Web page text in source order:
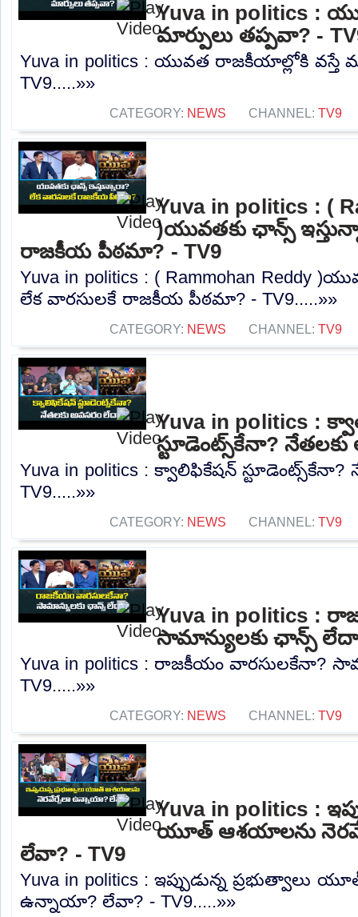
Yuva in politics :
మార్పులు తప్పవా? -
Yuva in politics : యువత రాజకీయాల్లోకి వస్తే
TV9.....»»
CATEGORY: NEWS CHANNEL: TV9
Yuva in politics : (
)యువతకు ఛాన్స్
రాజకీయ పీఠమా? - TV9
Yuva in politics : ( Rammohan Reddy
లేక వారసులకే రాజకీయ పీఠమా? - TV9.....»»
CATEGORY: NEWS CHANNEL: TV9
Yuva in politics :
స్టూడెంట్స్‌కేనా?
Yuva in politics : క్వాలిఫికేషన్
TV9.....»»
CATEGORY: NEWS CHANNEL: TV9
Yuva in politics :
సామాన్యులకు ఛాన్స్
Yuva in politics : రాజకీయం వారసులకేనా?
TV9.....»»
CATEGORY: NEWS CHANNEL: TV9
Yuva in politics :
యూత్ ఆశయాలను
లేవా? - TV9
Yuva in politics : ఇప్పుడున్న ప్రభుత్వాలు
ఉన్నాయా? లేవా? - TV9.....»»